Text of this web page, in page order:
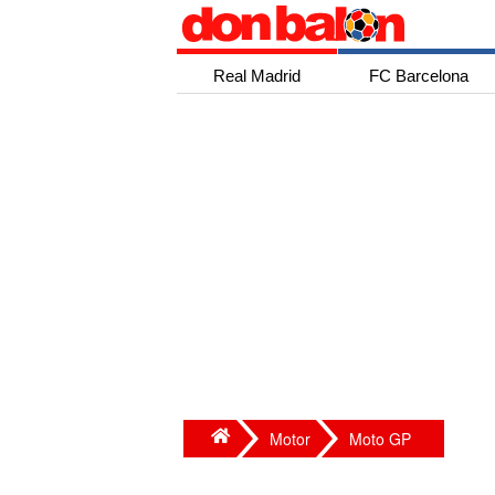
Real Madrid FC Barcelona
Motor Moto GP